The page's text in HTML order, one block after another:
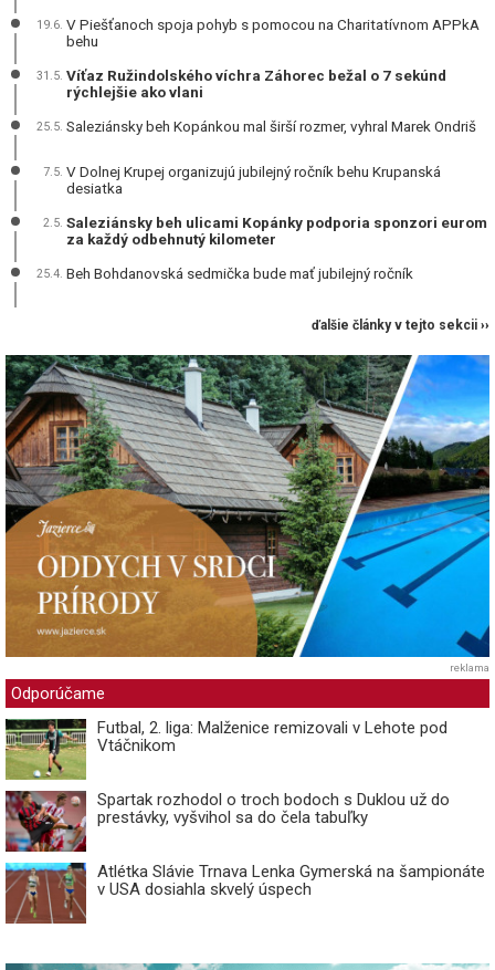
19.6. V Piešťanoch spoja pohyb s pomocou na Charitatívnom APPkA
behu
31.5. Víťaz Ružindolského víchra Záhorec bežal o 7 sekúnd
rýchlejšie ako vlani
25.5. Saleziánsky beh Kopánkou mal širší rozmer, vyhral Marek Ondriš
7.5. V Dolnej Krupej organizujú jubilejný ročník behu Krupanská
desiatka
2.5. Saleziánsky beh ulicami Kopánky podporia sponzori eurom
za každý odbehnutý kilometer
25.4. Beh Bohdanovská sedmička bude mať jubilejný ročník
ďalšie články v tejto sekcii ››
reklama
Odporúčame
Futbal, 2. liga: Malženice remizovali v Lehote pod
Vtáčnikom
Spartak rozhodol o troch bodoch s Duklou už do
prestávky, vyšvihol sa do čela tabuľky
Atlétka Slávie Trnava Lenka Gymerská na šampionáte
v USA dosiahla skvelý úspech